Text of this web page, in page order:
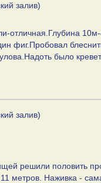
залив)
отличная.Глубина
фиг.Пробовал
было
залив)
решили половить
метров. Наживка -